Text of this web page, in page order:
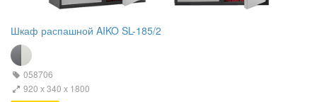
Шкаф распашной AIKO SL-185/2
058706
920 х 340 х 1800